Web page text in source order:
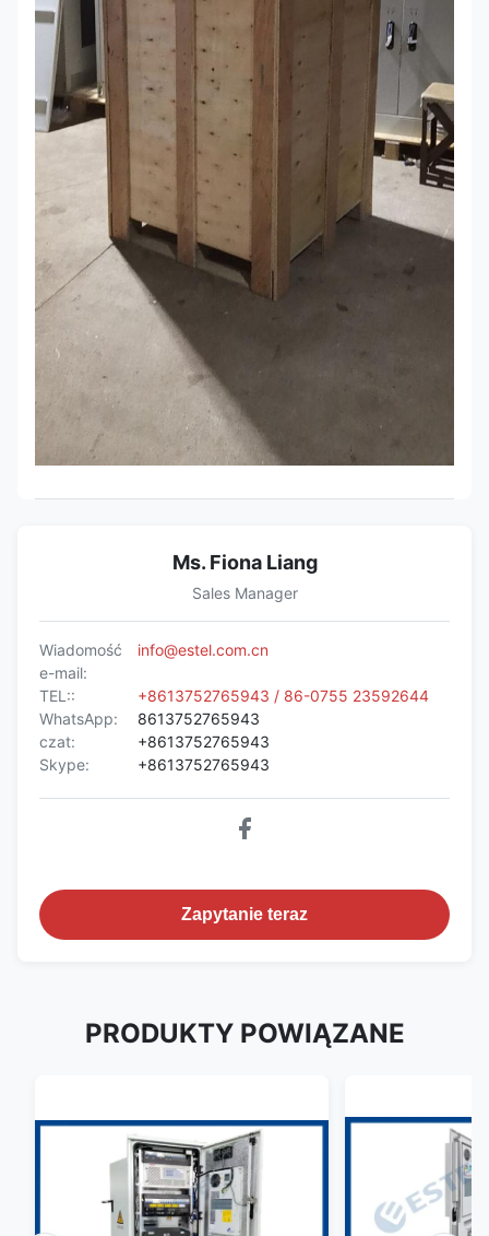
Ms. Fiona Liang
Sales Manager
Wiadomość
e-mail:
info@estel.com.cn
TEL::
+8613752765943 / 86-0755 23592644
WhatsApp:
8613752765943
czat:
+8613752765943
Skype:
+8613752765943
Zapytanie teraz
PRODUKTY POWIĄZANE